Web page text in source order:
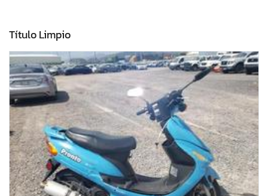
Título Limpio